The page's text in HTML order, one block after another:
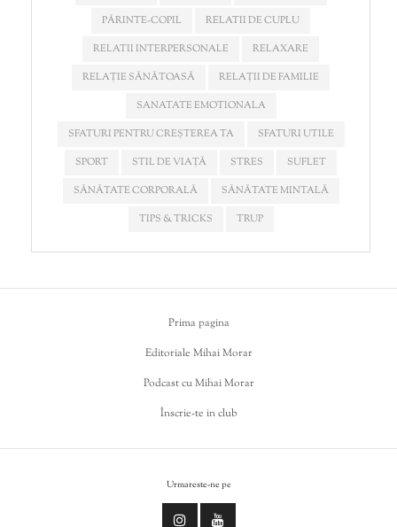
PĂRINTE-COPIL
RELATII DE CUPLU
RELATII INTERPERSONALE
RELAXARE
RELAȚIE SĂNĂTOASĂ
RELAȚII DE FAMILIE
SANATATE EMOTIONALA
SFATURI PENTRU CREȘTEREA TA
SFATURI UTILE
SPORT
STIL DE VIAȚĂ STRES
SUFLET
SĂNĂTATE CORPORALĂ
SĂNĂTATE MINTALĂ
TIPS & TRICKS
TRUP
Prima pagina
Editoriale Mihai Morar
Podcast cu Mihai Morar
Înscrie-te in club
Urmareste-ne pe